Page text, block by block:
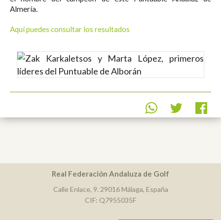
Almería.
Aquí puedes consultar los resultados
Real Federación Andaluza de Golf
Calle Enlace, 9. 29016 Málaga, España
CIF: Q7955035F